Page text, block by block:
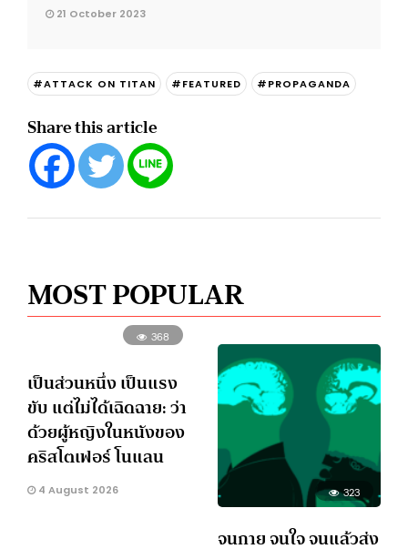
21 October 2023
#ATTACK ON TITAN #FEATURED #PROPAGANDA
Share this article
MOST POPULAR
368
เป็นส่วนหนึ่ง เป็นแรง
ขับ แต่ไม่ได้เฉิดฉาย: ว่า
ด้วยผู้หญิงในหนังของ
คริสโตเฟอร์ โนแลน
4 August 2026 323
จนกาย จนใจ จนแล้วส่ง